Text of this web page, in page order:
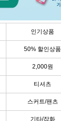
인기상품
50% 할인상품
2,000원
티셔츠
스커트/팬츠
기타/잡화